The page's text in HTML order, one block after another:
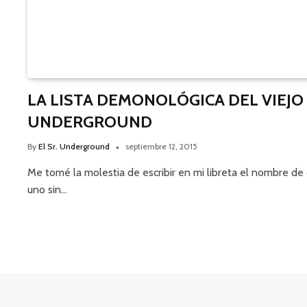
LA LISTA DEMONOLÓGICA DEL VIEJO
UNDERGROUND
By El Sr. Underground septiembre 12, 2015
Me tomé la molestia de escribir en mi libreta el nombre de
uno sin…